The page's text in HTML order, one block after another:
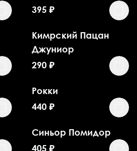
395 ₽
Кимрский Пацан
Джуниор
290 ₽
Рокки
440 ₽
Синьор Помидор
405 ₽